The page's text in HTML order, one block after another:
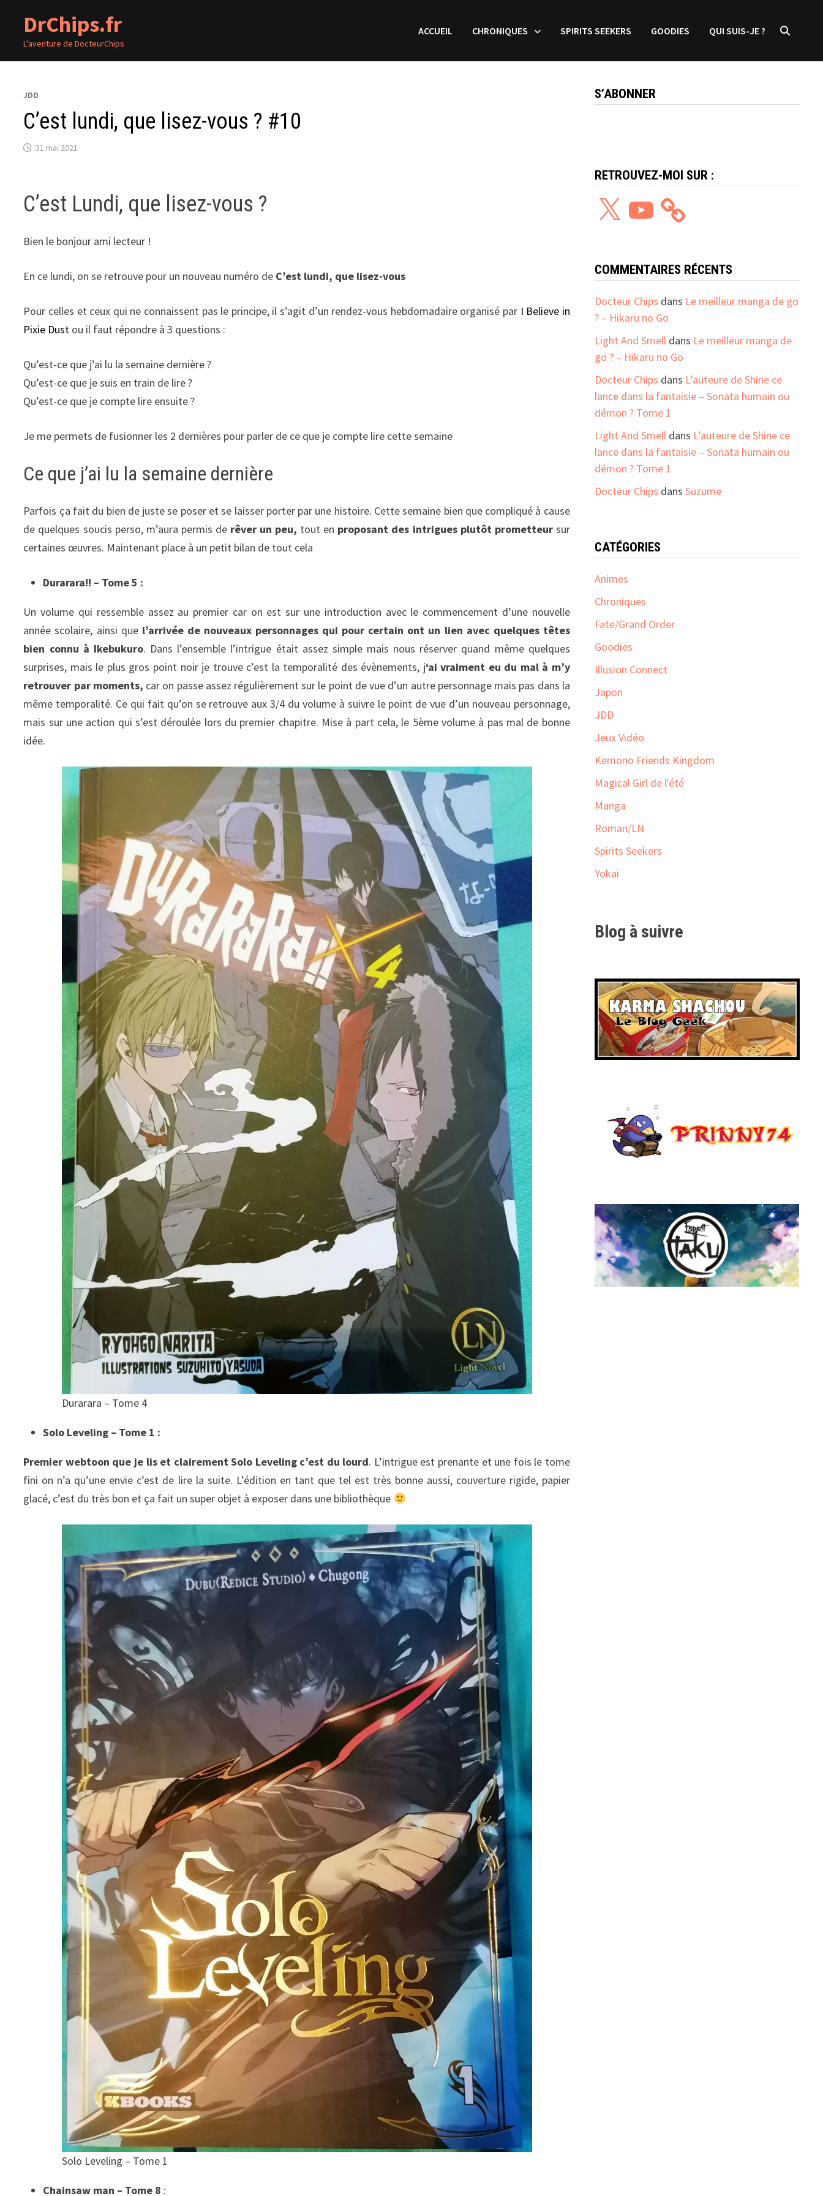
contenu
DrChips.fr
L'aventure de DocteurChips
ACCUEIL CHRONIQUES SPIRITS SEEKERS GOODIES QUI SUIS-JE ?
JDD
C’est lundi, que lisez-vous ? #10
31 mai 2021
C’est Lundi, que lisez-vous ?
Bien le bonjour ami lecteur !
En ce lundi, on se retrouve pour un nouveau numéro de C’est lundi, que lisez-vous
Pour celles et ceux qui ne connaissent pas le principe, il s’agit d’un rendez-vous hebdomadaire organisé par I Believe in
Pixie Dust ou il faut répondre à 3 questions :
Qu’est-ce que j’ai lu la semaine dernière ?
Qu’est-ce que je suis en train de lire ?
Qu’est-ce que je compte lire ensuite ?
Je me permets de fusionner les 2 dernières pour parler de ce que je compte lire cette semaine
Ce que j’ai lu la semaine dernière
Parfois ça fait du bien de juste se poser et se laisser porter par une histoire. Cette semaine bien que compliqué à cause
de quelques soucis perso, m’aura permis de rêver un peu, tout en proposant des intrigues plutôt prometteur sur
certaines œuvres. Maintenant place à un petit bilan de tout cela
Durarara!! – Tome 5 :
Un volume qui ressemble assez au premier car on est sur une introduction avec le commencement d’une nouvelle
année scolaire, ainsi que l’arrivée de nouveaux personnages qui pour certain ont un lien avec quelques têtes
bien connu à Ikebukuro. Dans l’ensemble l’intrigue était assez simple mais nous réserver quand même quelques
surprises, mais le plus gros point noir je trouve c’est la temporalité des évènements, j‘ai vraiment eu du mal à m’y
retrouver par moments, car on passe assez régulièrement sur le point de vue d’un autre personnage mais pas dans la
même temporalité. Ce qui fait qu’on se retrouve aux 3/4 du volume à suivre le point de vue d’un nouveau personnage,
mais sur une action qui s’est déroulée lors du premier chapitre. Mise à part cela, le 5ème volume à pas mal de bonne
idée.
Durarara – Tome 4
Solo Leveling – Tome 1 :
Premier webtoon que je lis et clairementSolo Leveling c’est du lourd. L’intrigue est prenante et une fois le tome
fini on n’a qu’une envie c’est de lire la suite. L’édition en tant que tel est très bonne aussi, couverture rigide, papier
glacé, c’est du très bon et ça fait un super objet à exposer dans une bibliothèque
Solo Leveling – Tome 1
Chainsaw man – Tome 8 :
S’ABONNER
RETROUVEZ-MOI SUR :
YouTube
COMMENTAIRES RÉCENTS
Docteur Chips dans Le meilleur manga de go
? – Hikaru no Go
Light And Smelldans Le meilleur manga de
go ? – Hikaru no Go
Docteur Chips dans L’auteure de Shine ce
lance dans la fantaisie – Sonata humain ou
démon ? Tome 1
Light And Smelldans L’auteure de Shine ce
lance dans la fantaisie – Sonata humain ou
démon ? Tome 1
Docteur Chips dans Suzume
CATÉGORIES
Animes
Chroniques
Fate/Grand Order
Goodies
Illusion Connect
Japon
JDD
Jeux Vidéo
Kemono Friends Kingdom
Magical Girl de l'été
Manga
Roman/LN
Spirits Seekers
Yokai
Blog à suivre